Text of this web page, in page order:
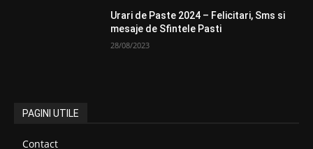
Urari de Paste 2024 – Felicitari, Sms si
mesaje de Sfintele Pasti
28/08/2023
PAGINI UTILE
Contact